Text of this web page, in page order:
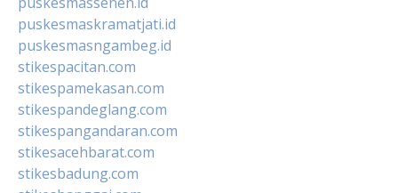
puskesmaskramatjati.id
puskesmasngambeg.id
stikespacitan.com
stikespamekasan.com
stikespandeglang.com
stikespangandaran.com
stikesacehbarat.com
stikesbadung.com